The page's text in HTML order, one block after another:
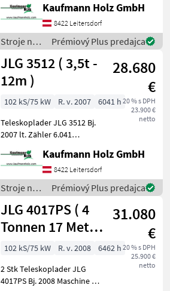
Bj. 2007 lt. Zähler 4.871
Stunden 13 Meter 3, 5
Tonnen Maschine 2: JLG
3513 Bj. 2007
Kaufmann Holz GmbH
8422 Leitersdorf
Stroje na
stavbu /
JLG
Prémiový Plus predajca
JLG 3512 ( 3,5t -
12m )
28.680
€
20 % s DPH
23.900 €
netto
102 kS/75 kW R. v. 2007
6041 h
Teleskoplader JLG 3512 Bj.
2007 lt. Zähler 6.041
Tonnen - Perkins Motor! -
Powershiftgetriebe! - incl.
Gabel - mech. Schnellwe
Kaufmann Holz GmbH
8422 Leitersdorf
Stroje na
stavbu /
JLG
Prémiový Plus predajca
JLG 4017PS ( 4
Tonnen 17 Meter
)
31.080
€
20 % s DPH
25.900 €
netto
102 kS/75 kW R. v. 2008
6462 h
2 Stk Teleskoplader JLG
4017PS Bj. 2008 Maschine 1: